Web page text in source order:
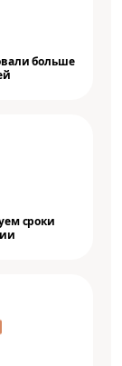
больше
сроки